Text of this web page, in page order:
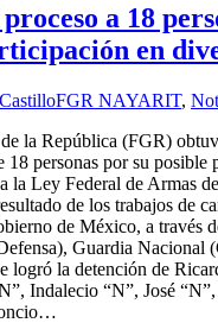
a 18
en
FGR NAYARIT,
la República (FGR)
18 personas por su posible
la Ley Federal de Armas
de los trabajos de
de México, a través
Guardia Nacional
logró la detención de
Indalecio “N”, José